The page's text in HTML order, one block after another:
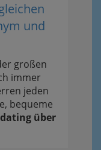
und
großen
immer
jeden
bequeme
über